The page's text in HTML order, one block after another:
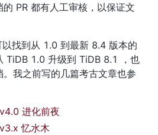
PR 都有人工审核，以保证文
找到从 1.0 到最新 8.4 版本的
TiDB 1.0 升级到 TiDB 8.1 ，也
我之前写的几篇考古文章也参
进化前夜
忆水木